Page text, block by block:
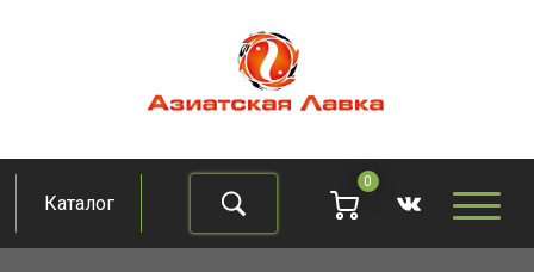
Азиатская лавка
Продукты из восточно-азиатских стран
Каталог
0